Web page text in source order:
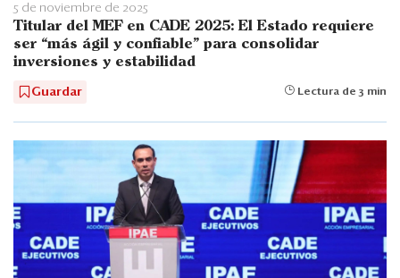
5 de noviembre de 2025
Titular del MEF en CADE 2025: El Estado requiere
ser “más ágil y confiable” para consolidar
inversiones y estabilidad
Guardar Lectura de 3 min